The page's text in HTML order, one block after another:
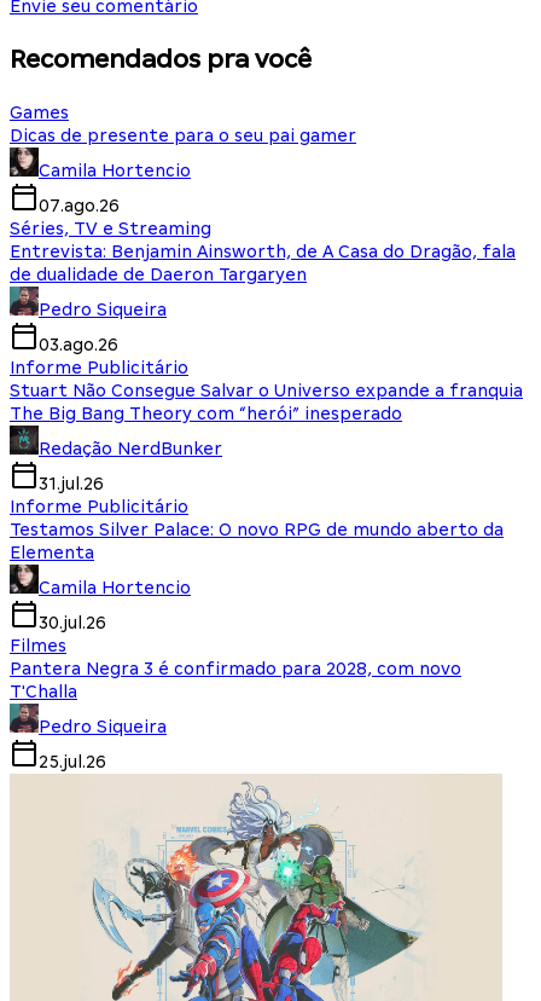
Envie seu comentário
Recomendados pra você
Games
Dicas de presente para o seu pai gamer
Camila Hortencio
07.ago.26
Séries, TV e Streaming
Entrevista: Benjamin Ainsworth, de A Casa do Dragão, fala
de dualidade de Daeron Targaryen
Pedro Siqueira
03.ago.26
Informe Publicitário
Stuart Não Consegue Salvar o Universo expande a franquia
The Big Bang Theory com “herói” inesperado
Redação NerdBunker
31.jul.26
Informe Publicitário
Testamos Silver Palace: O novo RPG de mundo aberto da
Elementa
Camila Hortencio
30.jul.26
Filmes
Pantera Negra 3 é confirmado para 2028, com novo
T'Challa
Pedro Siqueira
25.jul.26